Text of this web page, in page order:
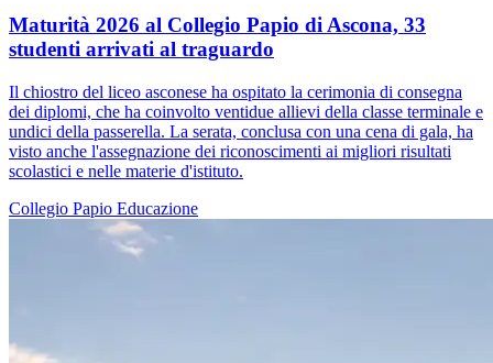
Maturità 2026 al Collegio Papio di Ascona, 33
studenti arrivati al traguardo
Il chiostro del liceo asconese ha ospitato la cerimonia di consegna
dei diplomi, che ha coinvolto ventidue allievi della classe terminale e
undici della passerella. La serata, conclusa con una cena di gala, ha
visto anche l'assegnazione dei riconoscimenti ai migliori risultati
scolastici e nelle materie d'istituto.
Collegio Papio Educazione